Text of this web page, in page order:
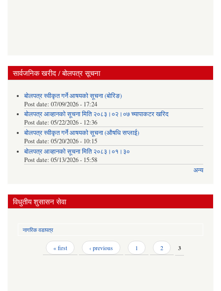
सार्वजनिक खरीद / बोलपत्र सूचना
बोलपत्र स्वीकृत गर्ने आषयको सूचना (बोरिङ)
Post date: 07/09/2026 - 17:24
बोलपत्र आव्हानको सूचना मिति २०८३।०२।०७ च्यापाकटर खरिद
Post date: 05/22/2026 - 12:36
बोलपत्र स्वीकृत गर्ने आषयको सूचना (औषधि सप्लाई)
Post date: 05/20/2026 - 10:15
बोलपत्र आव्हानको सूचना मिति २०८३।०१।३०
Post date: 05/13/2026 - 15:58
अन्य
विधुतीय शुसासन सेवा
नागरिक वडापत्र
« first ‹ previous 1 2 3